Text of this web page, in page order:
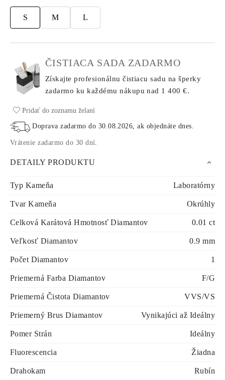
S M L
ČISTIACA SADA ZADARMO
Získajte profesionálnu čistiacu sadu na šperky
zadarmo ku každému nákupunad 1 400 €.
Pridať do zoznamu želaní
Doprava zadarmo do 30.08.2026, ak objednáte dnes.
Vrátenie zadarmo do 30 dní.
DETAILY PRODUKTU
Typ Kameňa Laboratórny
Tvar Kameňa Okrúhly
Celková Karátová Hmotnosť Diamantov 0.01 ct
Veľkosť Diamantov 0.9 mm
Počet Diamantov 1
Priemerná Farba Diamantov F/G
Priemerná Čistota Diamantov VVS/VS
Priemerný Brus Diamantov Vynikajúci až Ideálny
Pomer Strán Ideálny
Fluorescencia Žiadna
Drahokam Rubín